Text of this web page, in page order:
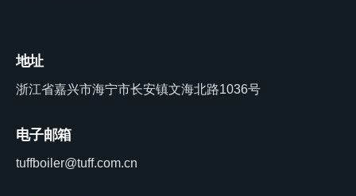
地址
浙江省嘉兴市海宁市长安镇文海北路1036号
电子邮箱
tuffboiler@tuff.com.cn